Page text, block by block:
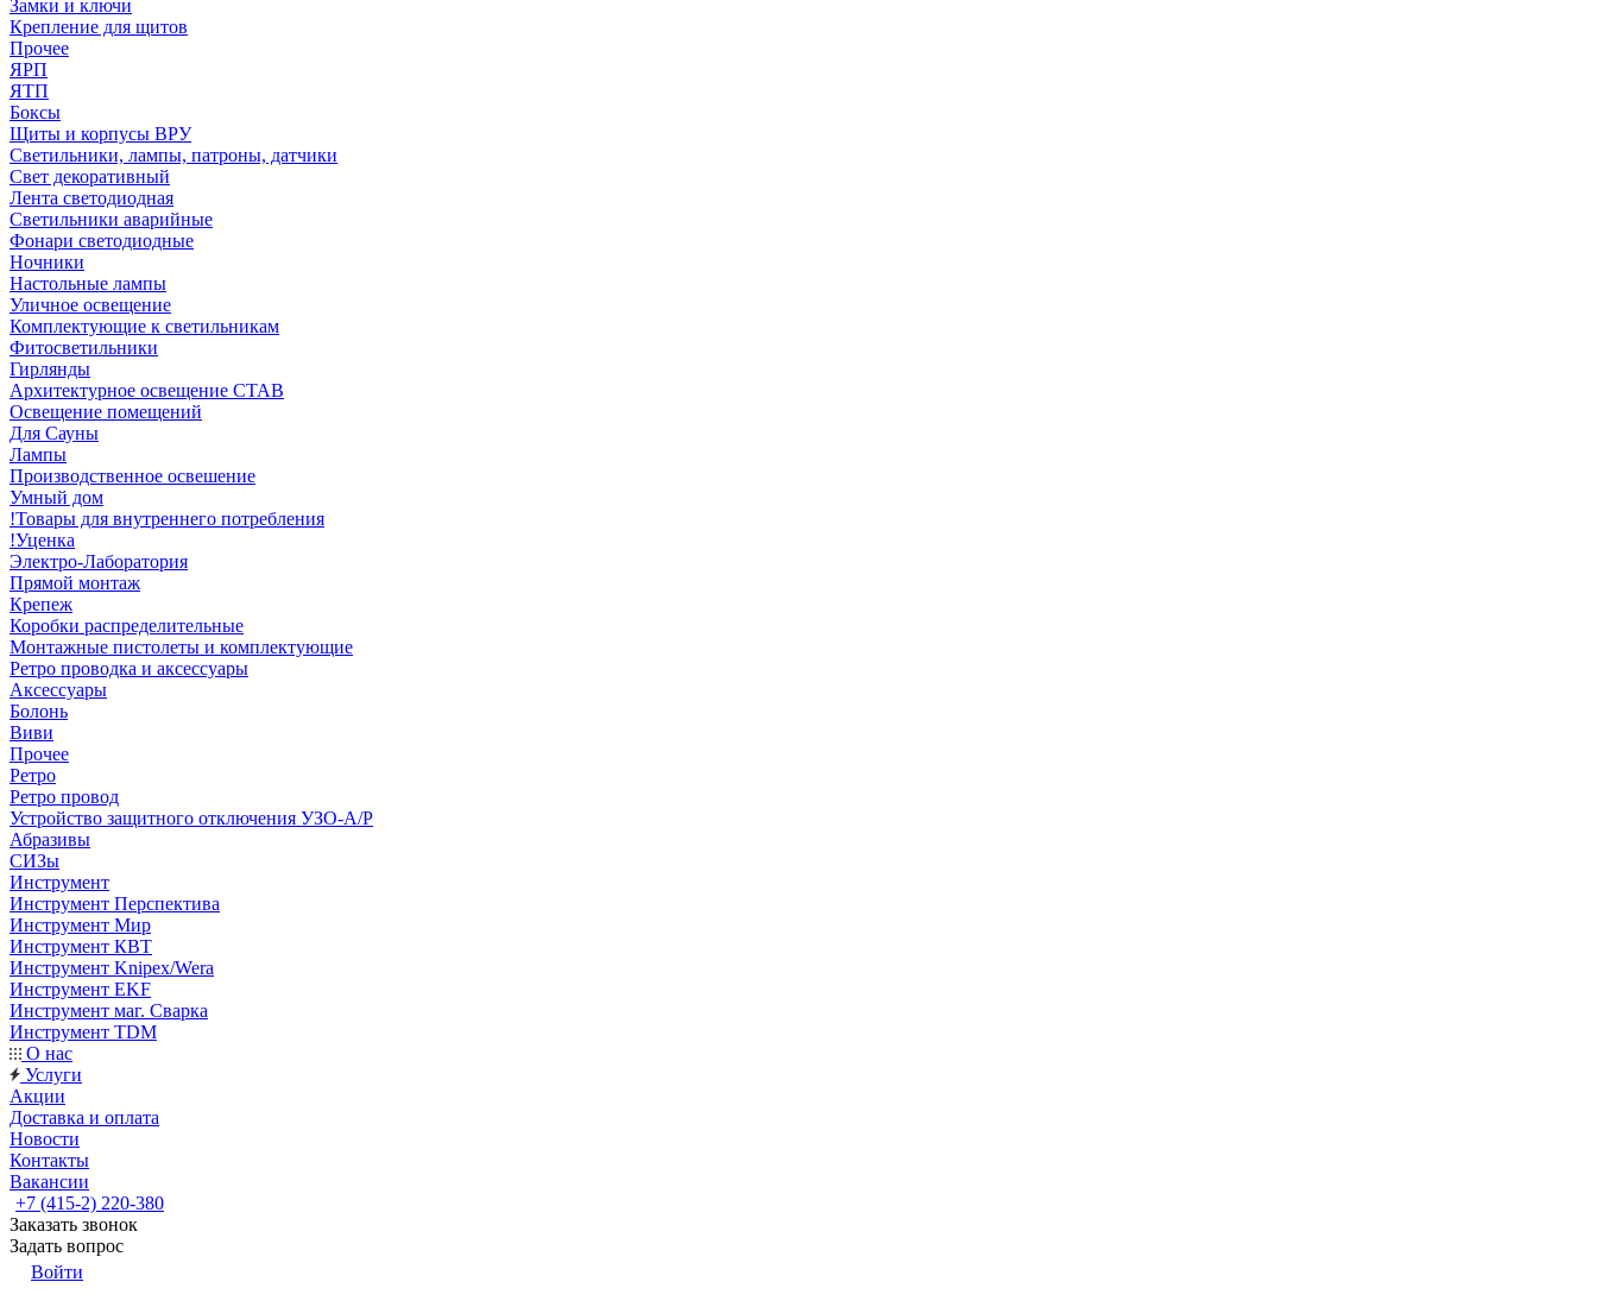
Замки и ключи
Крепление для щитов
Прочее
ЯРП
ЯТП
Боксы
Щиты и корпусы ВРУ
Светильники, лампы, патроны, датчики
Свет декоративный
Лента светодиодная
Светильники аварийные
Фонари светодиодные
Ночники
Настольные лампы
Уличное освещение
Комплектующие к светильникам
Фитосветильники
Гирлянды
Архитектурное освещение СТАВ
Освещение помещений
Для Сауны
Лампы
Производственное освешение
Умный дом
!Товары для внутреннего потребления
!Уценка
Электро-Лаборатория
Прямой монтаж
Крепеж
Коробки распределительные
Монтажные пистолеты и комплектующие
Ретро проводка и аксессуары
Аксессуары
Болонь
Виви
Прочее
Ретро
Ретро провод
Устройство защитного отключения УЗО-А/Р
Абразивы
СИЗы
Инструмент
Инструмент Перспектива
Инструмент Мир
Инструмент КВТ
Инструмент Knipex/Wera
Инструмент EKF
Инструмент маг. Сварка
Инструмент TDM
О нас
Услуги
Акции
Доставка и оплата
Новости
Контакты
Вакансии
+7 (415-2) 220-380
Заказать звонок
Задать вопрос
Войти